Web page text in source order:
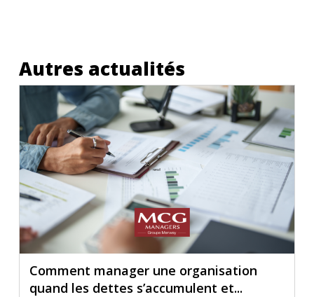
Autres actualités
Comment manager une organisation
quand les dettes s’accumulent et...